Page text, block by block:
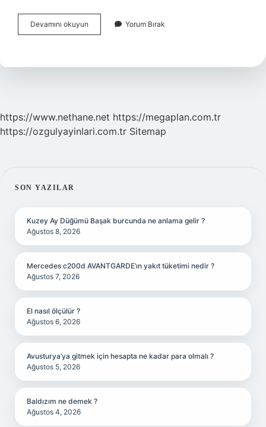
Devamını okuyun Dünyanın
En
Nedir
Yorum Bırak
https://www.nethane.net https://megaplan.com.tr
https://ozgulyayinlari.com.tr Sitemap
SIDEBAR
SON YAZILAR
Kuzey Ay Düğümü Başak burcunda ne anlama gelir ?
Ağustos 8, 2026
Mercedes c200d AVANTGARDE’ın yakıt tüketimi nedir ?
Ağustos 7, 2026
El nasıl ölçülür ?
Ağustos 6, 2026
Avusturya’ya gitmek için hesapta ne kadar para olmalı ?
Ağustos 5, 2026
Baldızım ne demek ?
Ağustos 4, 2026